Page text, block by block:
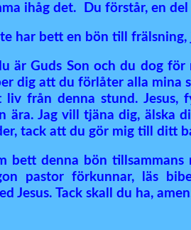
ihåg det. Du förstår, en
har bett en bön till
är Guds Son och du dog
dig att du förlåter alla
liv från denna stund.
ära. Jag vill tjäna dig, älska
tack att du gör mig till ditt
bett denna bön
pastor förkunnar, läs
Jesus. Tack skall du ha,